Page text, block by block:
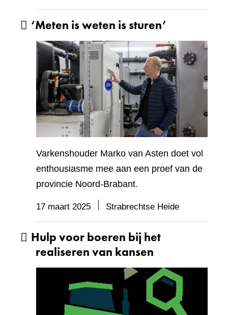
‘Meten is weten is sturen’
Varkenshouder Marko van Asten doet vol
enthousiasme mee aan een proef van de
provincie Noord-Brabant.
17 maart 2025 Strabrechtse Heide
Hulp voor boeren bij het
realiseren van kansen